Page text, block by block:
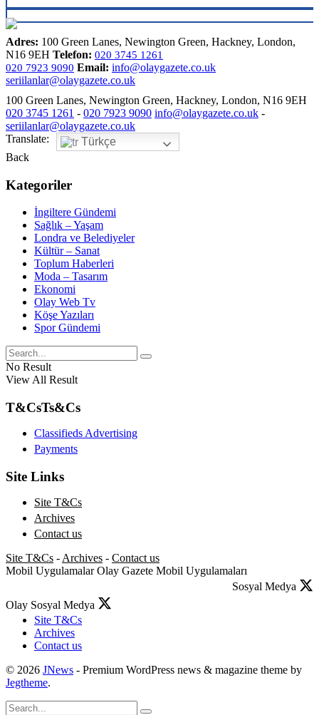
Adres: 100 Green Lanes, Newington Green, Hackney, London,
N16 9EH Telefon: 020 3745 1261
020 7923 9090 Email: info@olaygazete.co.uk
seriilanlar@olaygazete.co.uk
100 Green Lanes, Newington Green, Hackney, London, N16 9EH
020 3745 1261 - 020 7923 9090 info@olaygazete.co.uk -
seriilanlar@olaygazete.co.uk
Translate:
Türkçe
Back
Kategoriler
İngiltere Gündemi
Sağlık – Yaşam
Londra ve Belediyeler
Kültür – Sanat
Toplum Haberleri
Moda – Tasarım
Ekonomi
Olay Web Tv
Köşe Yazıları
Spor Gündemi
No Result
View All Result
T&CsTs&Cs
Classifieds Advertising
Payments
Site Links
Site T&Cs
Archives
Contact us
Site T&Cs - Archives - Contact us
Mobil Uygulamalar Olay Gazete Mobil Uygulamaları
Sosyal Medya
Olay Sosyal Medya
Site T&Cs
Archives
Contact us
© 2026 JNews - Premium WordPress news & magazine theme by
Jegtheme.